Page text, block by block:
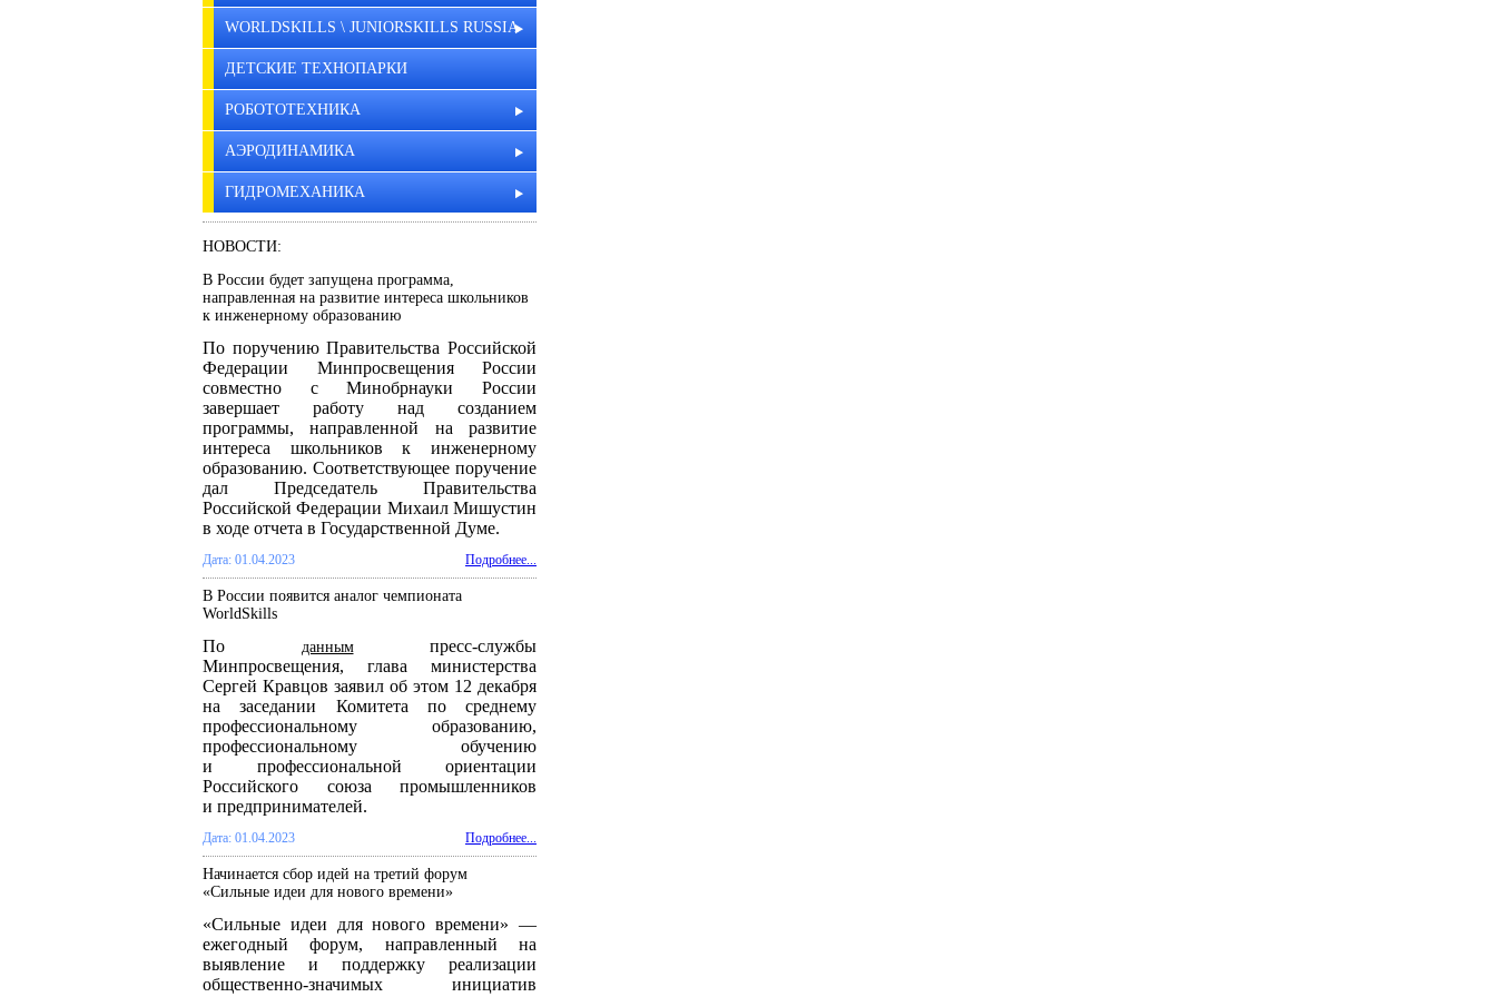
WORLDSKILLS \ JUNIORSKILLS RUSSIA
ДЕТСКИЕ ТЕХНОПАРКИ
РОБОТОТЕХНИКА
АЭРОДИНАМИКА
ГИДРОМЕХАНИКА
НОВОСТИ:
В России будет запущена программа,
направленная на развитие интереса школьников
к инженерному образованию
По поручению Правительства Российской
Федерации Минпросвещения России
совместно с Минобрнауки России
завершает работу над созданием
программы, направленной на развитие
интереса школьников к инженерному
образованию. Соответствующее поручение
дал Председатель Правительства
Российской Федерации Михаил Мишустин
в ходе отчета в Государственной Думе.
Дата: 01.04.2023 Подробнее...
В России появится аналог чемпионата
WorldSkills
По даннымпресс-службы
Минпросвещения, глава министерства
Сергей Кравцов заявил об этом 12 декабря
на заседании Комитета по среднему
профессиональному образованию,
профессиональному обучению
и профессиональной ориентации
Российского союза промышленников
и предпринимателей.
Дата: 01.04.2023 Подробнее...
Начинается сбор идей на третий форум
«Сильные идеи для нового времени»
«Сильные идеи для нового времени» —
ежегодный форум, направленный на
выявление и поддержку реализации
общественно-значимых инициатив